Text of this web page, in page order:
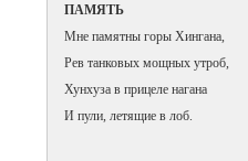
ПАМЯТЬ
Мне памятны горы Хингана,
Рев танковых мощных утроб,
Хунхуза в прицеле нагана
И пули, летящие в лоб.